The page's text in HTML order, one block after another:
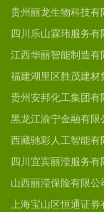
贵州丽龙生物科技有
四川乐山霖玮服务有
江西华丽智能制造有
福建湖里区胜茂建材
贵州安邦化工集团有
黑龙江渝宁金融有限
西藏驰彩人工智能有
四川宜宾丽滢服务有
山西丽滢保险有限公
上海宝山区恒通证券